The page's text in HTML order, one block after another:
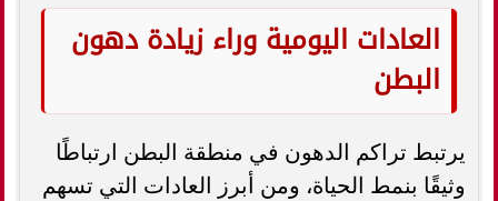
العادات اليومية وراء زيادة دهون
البطن
يرتبط تراكم الدهون في منطقة البطن ارتباطًا
وثيقًا بنمط الحياة، ومن أبرز العادات التي تسهم